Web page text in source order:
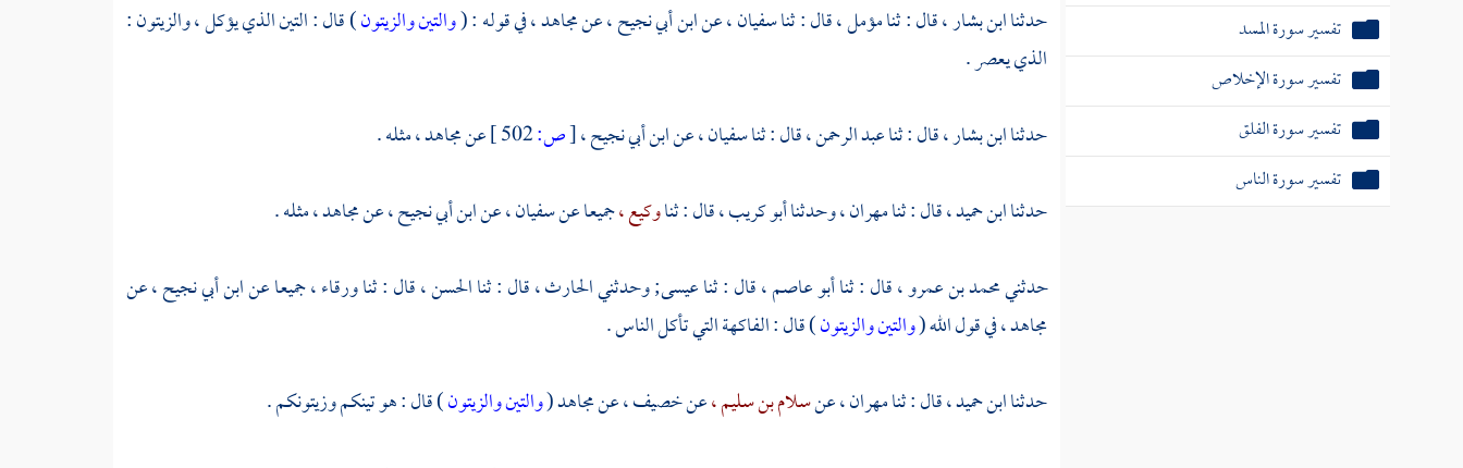
تفسير سورة المسد
تفسير سورة الإخلاص
تفسير سورة الفلق
تفسير سورة الناس
حدثناابن بشار ،قال : ثنامؤمل ،قال : ثناسفيان ،عنابن أبي نجيح ،عنمجاهد ،في قوله : (والتين والزيتون) قال : التين الذي يؤكل ، والزيتون :
الذي يعصر .
حدثناابن بشار ،قال : ثناعبد الرحمن ،قال : ثناسفيان ،عنابن أبي نجيح ،[ص: عنمجاهد ،مثله .
حدثناابن حميد ،قال : ثنامهران ،وحدثناأبو كريب ،قال : ثناوكيع ،جميعا عنسفيان ،عنابن أبي نجيح ،عنمجاهد ،مثله .
حدثنيمحمد بن عمرو ،قال : ثناأبو عاصم ،قال : ثناعيسى;وحدثنيالحارث ،قال : ثناالحسن ،قال : ثناورقاء ،جميعا عنابن أبي نجيح ،عن
مجاهد ،في قول الله (والتين والزيتون) قال : الفاكهة التي تأكل الناس .
حدثناابن حميد ،قال : ثنامهران ،عنسلام بن سليم ،عنخصيف ،عنمجاهد(والتين والزيتون) قال : هو تينكم وزيتونكم .